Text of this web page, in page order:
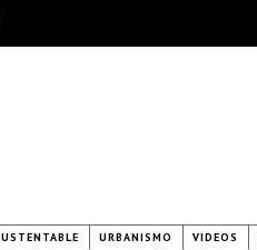
URBANISMO VIDEOS